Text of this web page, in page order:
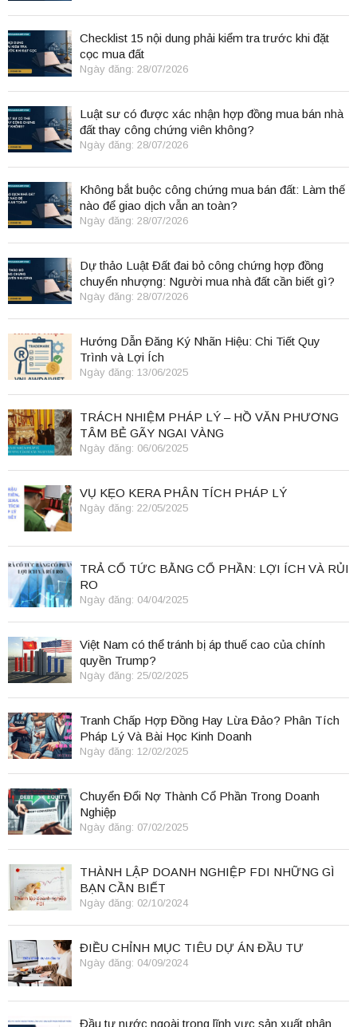
Checklist 15 nội dung phải kiểm tra trước khi đặt
cọc mua đất
Ngày đăng: 28/07/2026
Luật sư có được xác nhận hợp đồng mua bán nhà
đất thay công chứng viên không?
Ngày đăng: 28/07/2026
Không bắt buộc công chứng mua bán đất: Làm thế
nào để giao dịch vẫn an toàn?
Ngày đăng: 28/07/2026
Dự thảo Luật Đất đai bỏ công chứng hợp đồng
chuyển nhượng: Người mua nhà đất cần biết gì?
Ngày đăng: 28/07/2026
Hướng Dẫn Đăng Ký Nhãn Hiệu: Chi Tiết Quy
Trình và Lợi Ích
Ngày đăng: 13/06/2025
TRÁCH NHIỆM PHÁP LÝ – HỒ VĂN PHƯƠNG
TÂM BẺ GÃY NGAI VÀNG
Ngày đăng: 06/06/2025
VỤ KẸO KERA PHÂN TÍCH PHÁP LÝ
Ngày đăng: 22/05/2025
TRẢ CỔ TỨC BẰNG CỔ PHẦN: LỢI ÍCH VÀ RỦI
RO
Ngày đăng: 04/04/2025
Việt Nam có thể tránh bị áp thuế cao của chính
quyền Trump?
Ngày đăng: 25/02/2025
Tranh Chấp Hợp Đồng Hay Lừa Đảo? Phân Tích
Pháp Lý Và Bài Học Kinh Doanh
Ngày đăng: 12/02/2025
Chuyển Đổi Nợ Thành Cổ Phần Trong Doanh
Nghiệp
Ngày đăng: 07/02/2025
THÀNH LẬP DOANH NGHIỆP FDI NHỮNG GÌ
BẠN CẦN BIẾT
Ngày đăng: 02/10/2024
ĐIỀU CHỈNH MỤC TIÊU DỰ ÁN ĐẦU TƯ
Ngày đăng: 04/09/2024
Đầu tư nước ngoài trong lĩnh vực sản xuất phân